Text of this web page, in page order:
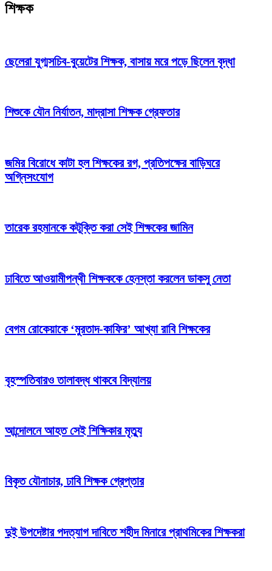
শিক্ষক
ছেলেরা যুগ্মসচিব-বুয়েটের শিক্ষক, বাসায় মরে পড়ে ছিলেন বৃদ্ধা
শিশুকে যৌন নির্যাতন, মাদ্রাসা শিক্ষক গ্রেফতার
জমির বিরোধে কাটা হল শিক্ষকের রগ, প্রতিপক্ষের বাড়িঘরে
অগ্নিসংযোগ
তারেক রহমানকে কটূক্তি করা সেই শিক্ষকের জামিন
ঢাবিতে আওয়ামীপন্থী শিক্ষককে হেনস্তা করলেন ডাকসু নেতা
বেগম রোকেয়াকে ‘মুরতাদ-কাফির’ আখ্যা রাবি শিক্ষকের
বৃহস্পতিবারও তালাবদ্ধ থাকবে বিদ্যালয়
আন্দোলনে আহত সেই শিক্ষিকার মৃত্যু
বিকৃত যৌনাচার, ঢাবি শিক্ষক গ্রেপ্তার
দুই উপদেষ্টার পদত্যাগ দাবিতে শহীদ মিনারে প্রাথমিকের শিক্ষকরা